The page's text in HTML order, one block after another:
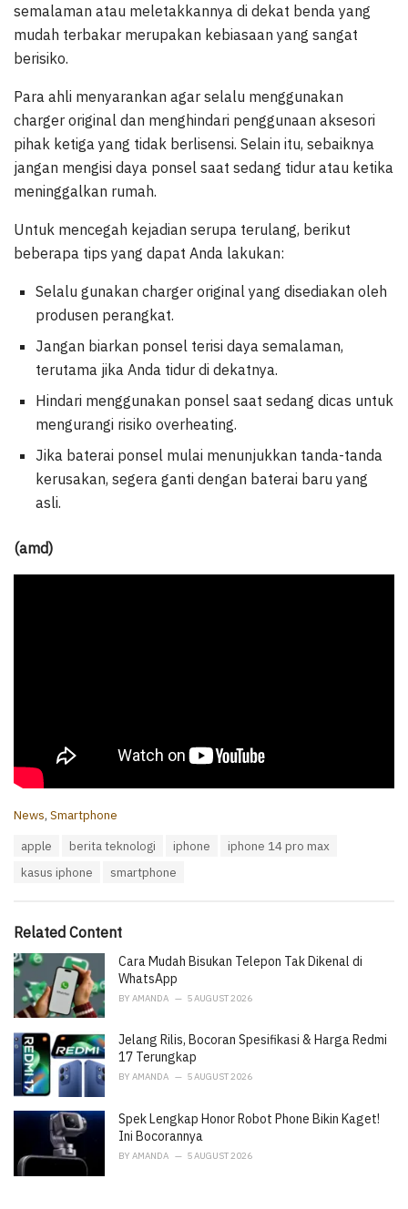
semalaman atau meletakkannya di dekat benda yang
mudah terbakar merupakan kebiasaan yang sangat
berisiko.
Para ahli menyarankan agar selalu menggunakan
charger original dan menghindari penggunaan aksesori
pihak ketiga yang tidak berlisensi. Selain itu, sebaiknya
jangan mengisi daya ponsel saat sedang tidur atau ketika
meninggalkan rumah.
Untuk mencegah kejadian serupa terulang, berikut
beberapa tips yang dapat Anda lakukan:
Selalu gunakan charger original yang disediakan oleh
produsen perangkat.
Jangan biarkan ponsel terisi daya semalaman,
terutama jika Anda tidur di dekatnya.
Hindari menggunakan ponsel saat sedang dicas untuk
mengurangi risiko overheating.
Jika baterai ponsel mulai menunjukkan tanda-tanda
kerusakan, segera ganti dengan baterai baru yang
asli.
(amd)
C
i
s
:
News, Smartphone
apple berita teknologi iphone
iphone 14 pro max
kasus iphone
smartphone
Related Content
Cara Mudah Bisukan Telepon Tak Dikenal di
WhatsApp
BY AMANDA 5 AUGUST 2026
Jelang Rilis, Bocoran Spesifikasi & Harga Redmi
17 Terungkap
BY AMANDA 5 AUGUST 2026
Spek Lengkap Honor Robot Phone Bikin Kaget!
Ini Bocorannya
BY AMANDA 5 AUGUST 2026